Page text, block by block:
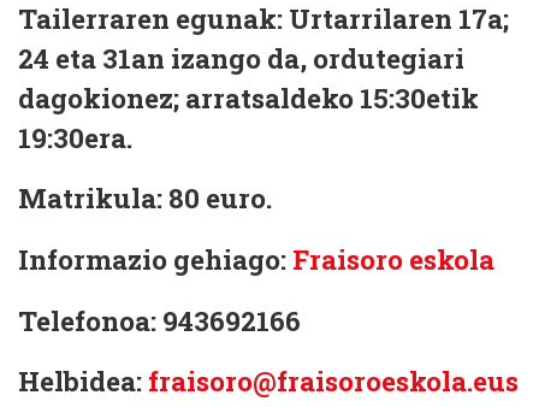
Tailerraren egunak: Urtarrilaren 17a;
24 eta 31an izango da, ordutegiari
dagokionez; arratsaldeko 15:30etik
19:30era.
Matrikula: 80 euro.
Informazio gehiago: Fraisoro eskola
Telefonoa: 943692166
Helbidea: fraisoro@fraisoroeskola.eus